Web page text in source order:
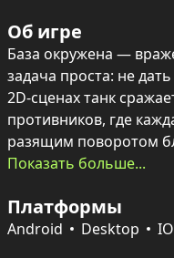
Об игре
База окружена —
задача проста: не
2D-сценах танк
противников, где
разящим поворотом
бонусам и мощным
Собиранные усиления
уничтожению врагов
Показать больше...
Платформы
Android Desktop